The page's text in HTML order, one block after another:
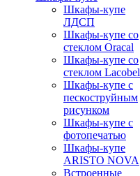
Шкафы-купе
ЛДСП
Шкафы-купе со
стеклом Oracal
Шкафы-купе со
стеклом Lacobel
Шкафы-купе с
пескоструйным
рисунком
Шкафы-купе с
фотопечатью
Шкафы-купе
ARISTO NOVA
Встроенные